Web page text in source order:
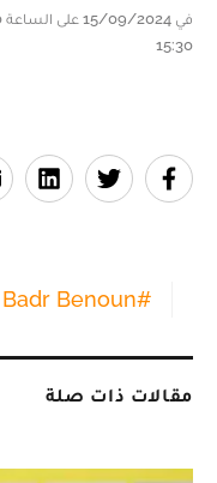
15:30
#
Badr Benoun
مقالات ذات صلة